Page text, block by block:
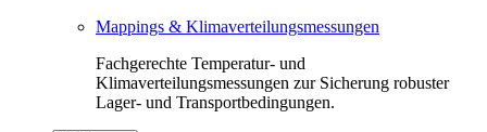
Mappings & Klimaverteilungsmessungen
Fachgerechte Temperatur- und
Klimaverteilungsmessungen zur Sicherung robuster
Lager- und Transportbedingungen.